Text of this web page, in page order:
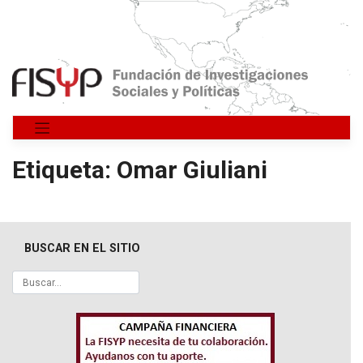
Saltar
Etiqueta: Omar Giuliani
BUSCAR EN EL SITIO